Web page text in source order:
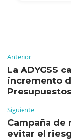
Anterior
La ADYGSS
incremento
Siguiente
Campaña
evitar el